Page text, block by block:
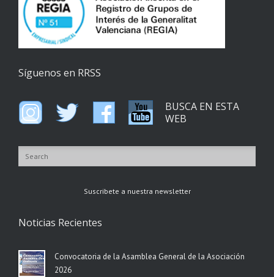
Síguenos en RRSS
BUSCA EN ESTA
WEB
Suscribete a nuestra newsletter
Noticias Recientes
Convocatoria de la Asamblea General de la Asociación
2026